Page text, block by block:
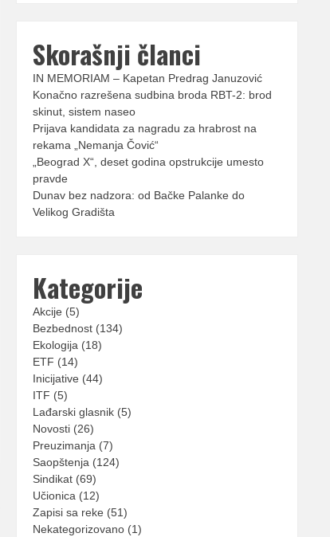
Skorašnji članci
IN MEMORIAM – Kapetan Predrag Januzović
Konačno razrešena sudbina broda RBT-2: brod
skinut, sistem naseo
Prijava kandidata za nagradu za hrabrost na
rekama „Nemanja Čović“
„Beograd X“, deset godina opstrukcije umesto
pravde
Dunav bez nadzora: od Bačke Palanke do
Velikog Gradišta
Kategorije
Akcije (5)
Bezbednost(134)
Ekologija(18)
ETF (14)
Inicijative (44)
ITF (5)
Lađarski glasnik(5)
Novosti(26)
Preuzimanja(7)
Saopštenja(124)
Sindikat(69)
Učionica(12)
Zapisi sa reke (51)
Nekategorizovano(1)